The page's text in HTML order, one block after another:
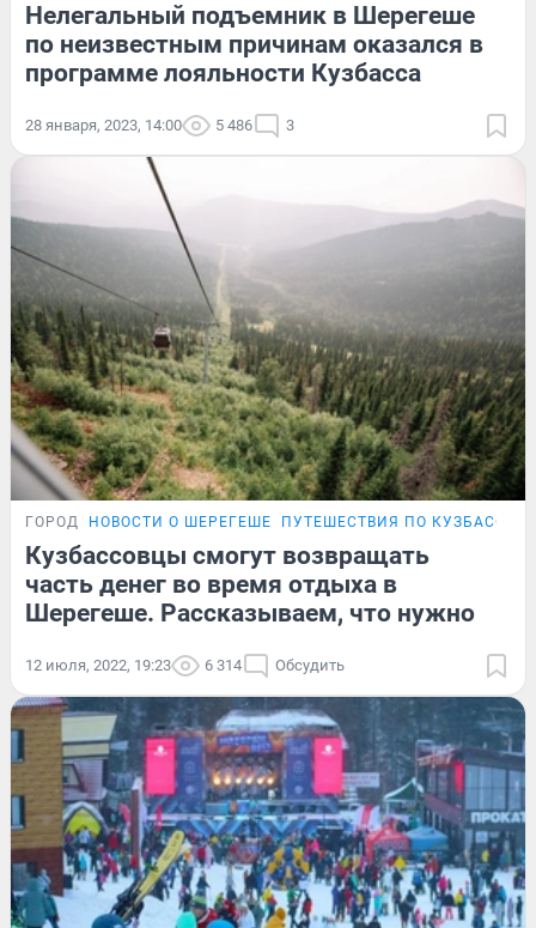
Нелегальный подъемник в Шерегеше
по неизвестным причинам оказался в
программе лояльности Кузбасса
28 января, 2023, 14:00 5 486 3
ГОРОД НОВОСТИ О ШЕРЕГЕШЕ ПУТЕШЕСТВИЯ ПО КУЗБАССУ
Кузбассовцы смогут возвращать
часть денег во время отдыха в
Шерегеше. Рассказываем, что нужно
12 июля, 2022, 19:23 6 314 Обсудить